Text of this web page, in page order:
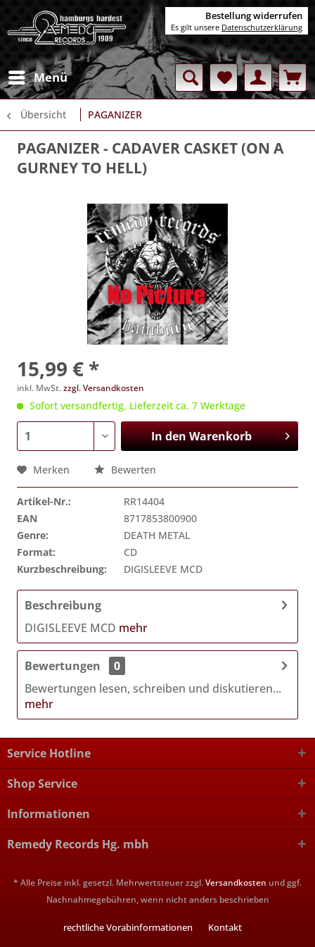
Menü
Übersicht PAGANIZER
PAGANIZER- CADAVER CASKET (ON A
GURNEY TO HELL)
15,99 € *
inkl. MwSt.zzgl. Versandkosten
Sofort versandfertig, Lieferzeit ca. 7 Werktage
In denWarenkorb
Merken Bewerten
Artikel-Nr.:
RR14404
EAN
8717853800900
Genre:
DEATH METAL
Format:
CD
Kurzbeschreibung:
DIGISLEEVE MCD
Beschreibung
DIGISLEEVE MCD mehr
Bewertungen
0
Bewertungen lesen, schreiben und diskutieren...
mehr
Service Hotline
Shop Service
Informationen
Remedy Records Hg. mbh
* Alle Preise inkl. gesetzl. Mehrwertsteuer zzgl.Versandkosten und ggf.
Nachnahmegebühren, wenn nicht anders beschrieben
rechtliche Vorabinformationen
Kontakt
Bestellung widerrufen
Es gilt unsere Datenschutzerklärung